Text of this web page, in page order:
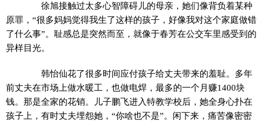
徐旭接触过太多心智障碍儿的母亲，她们像背负着某种
原罪，“很多妈妈觉得我生了这样的孩子，好像我对这个家庭做错
了什么事”。耻感总是突然而至，就像于春芳在公交车里感受到的
异样目光。
韩怡仙花了很多时间应付孩子给丈夫带来的羞耻。多年
前丈夫在市场上做水暖工，也做电焊，最多的一个月赚1400块
钱。那是全家的花销。儿子鹏飞进入特教学校后，她全身心扑在
孩子上，有时丈夫埋怨她，“你啥也不是”。闲下来，痛苦像密密